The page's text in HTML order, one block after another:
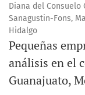
Diana del Consuelo
Sanagustin-Fons,
Hidalgo
Pequeñas
análisis en el
Guanajuato,